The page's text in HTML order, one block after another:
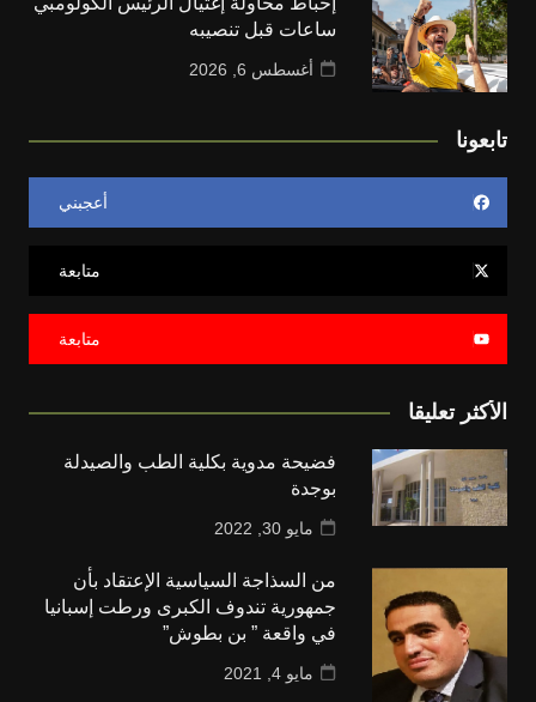
ساعات قبل تنصيبه
أغسطس 6, 2026
تابعونا
أعجبني
متابعة
متابعة
الأكثر تعليقا
فضيحة مدوية بكلية الطب والصيدلة
بوجدة
مايو 30, 2022
من السذاجة السياسية الإعتقاد بأن
جمهورية تندوف الكبرى ورطت إسبانيا
في واقعة ” بن بطوش”
مايو 4, 2021